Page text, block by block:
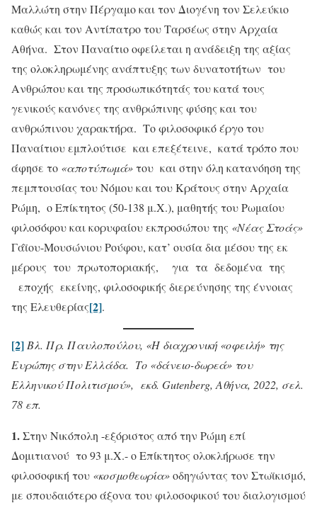
Μαλλώτη στην Πέργαμο και τον Διογένη τον Σελεύκιο
καθώς και τον Αντίπατρο του Ταρσέως στην Αρχαία
Αθήνα. Στον Παναίτιο οφείλεται η ανάδειξη της αξίας
της ολοκληρωμένης ανάπτυξης των δυνατοτήτων του
Ανθρώπου και της προσωπικότητάς του κατά τους
γενικούς κανόνες της ανθρώπινης φύσης και του
ανθρώπινου χαρακτήρα. Το φιλοσοφικό έργο του
Παναίτιου εμπλούτισε και επεξέτεινε, κατά τρόπο που
άφησε το «αποτύπωμά»του και στην όλη κατανόηση της
πεμπτουσίας του Νόμου και του Κράτους στην Αρχαία
Ρώμη, ο Επίκτητος (50-138 μ.Χ.), μαθητής του Ρωμαίου
φιλοσόφου και κορυφαίου εκπροσώπου της «Νέας Στοάς»
Γάϊου-Μουσώνιου Ρούφου, κατ’ ουσία δια μέσου της εκ
μέρους του πρωτοποριακής, για τα δεδομένα της
εποχής εκείνης, φιλοσοφικής διερεύνησης της έννοιας
της Ελευθερίας[2].
[2] Βλ. Πρ. Παυλοπούλου, «Η διαχρονική «οφειλή» της
Ευρώπης στην Ελλάδα. Το «δάνειο-δωρεά» του
Ελληνικού Πολιτισμού», εκδ. Gutenberg, Αθήνα, 2022, σελ.
78 επ.
1.Στην Νικόπολη -εξόριστος από την Ρώμη επί
Δομιτιανού το 93 μ.Χ.- ο Επίκτητος ολοκλήρωσε την
φιλοσοφική του «κοσμοθεωρία»οδηγώντας τον Στωϊκισμό,
με σπουδαιότερο άξονα του φιλοσοφικού του διαλογισμού